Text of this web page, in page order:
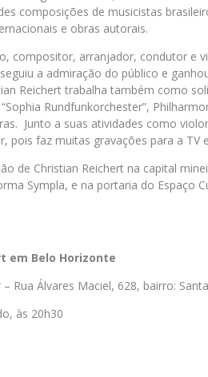
composições de musicistas
e obras autorais.
compositor, arranjador, condutor e
a admiração do público e
Reichert trabalha também como
Rundfunkorchester”,
Junto a suas atividades como
pois faz muitas gravações para a TV
de Christian Reichert na capital
Sympla, e na portaria do Espaço
em Belo Horizonte
Rua Álvares Maciel, 628, bairro:
às 20h30